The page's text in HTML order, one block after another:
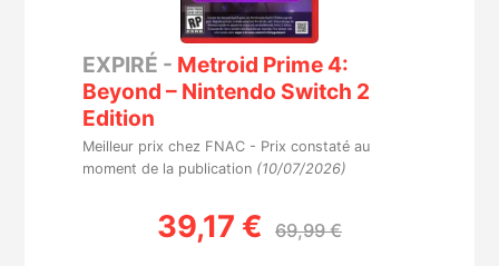
EXPIRÉ - Metroid Prime 4:
Beyond – Nintendo Switch 2
Edition
Meilleur prix chez FNAC - Prix constaté au
moment de la publication (10/07/2026)
39,17 € 69,99 €